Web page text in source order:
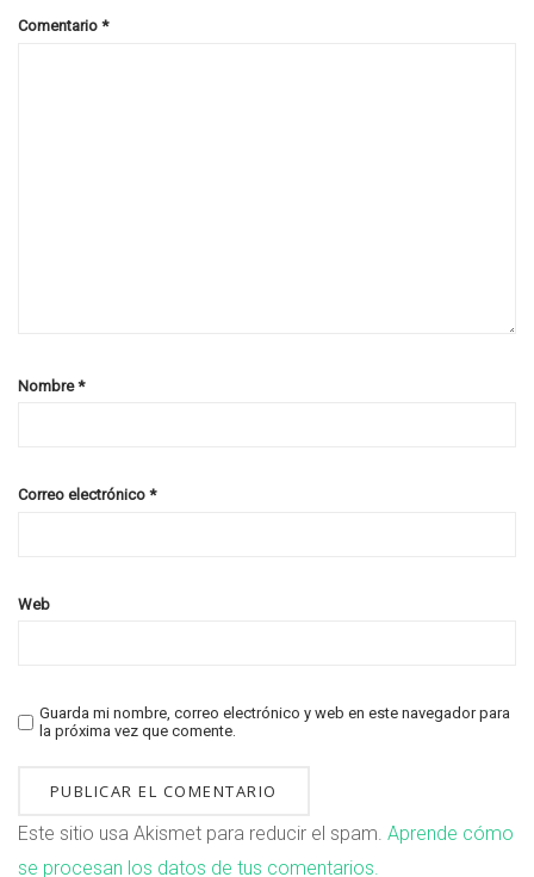
Comentario *
Nombre*
Correo electrónico *
Web
Guarda mi nombre, correo electrónico y web en este navegador para
la próxima vez que comente.
Este sitio usa Akismet para reducir el spam. Aprende cómo
se procesan los datos de tus comentarios.